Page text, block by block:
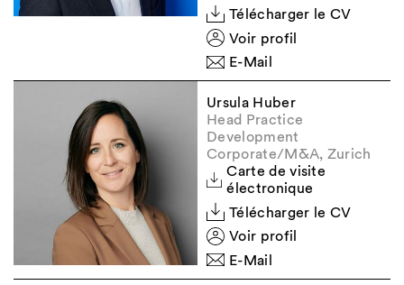
Télécharger le CV
Voir profil
E-Mail
Ursula Huber
Head Practice
Development
Corporate/M&A, Zurich
Carte de visite
électronique
Télécharger le CV
Voir profil
E-Mail